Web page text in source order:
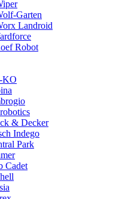
Garten
Landroid
Robot
KO
& Decker
Indego
Park
Cadet